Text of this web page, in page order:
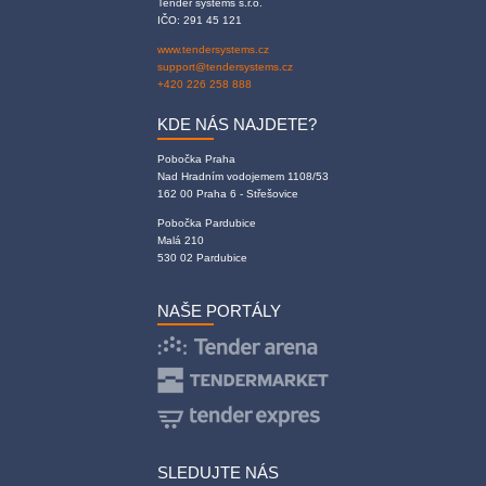
IČO: 291 45 121
www.tendersystems.cz
support@tendersystems.cz
+420 226 258 888
KDE NÁS NAJDETE?
Pobočka Praha
Nad Hradním vodojemem 1108/53
162 00 Praha 6 - Střešovice
Pobočka Pardubice
Malá 210
530 02 Pardubice
NAŠE PORTÁLY
SLEDUJTE NÁS